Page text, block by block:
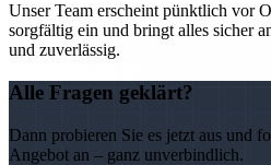
Unser Team erscheint pünktlich vor
sorgfältig ein und bringt alles sicher
und zuverlässig.
Alle Fragen geklärt?
Dann probieren Sie es jetzt aus und
Angebot an – ganz unverbindlich.